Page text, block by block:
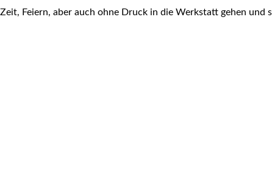
Feiern, aber auch ohne Druck in die Werkstatt gehen und